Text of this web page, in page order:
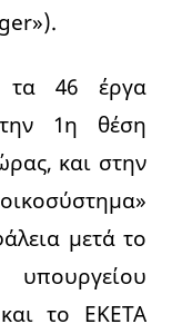
τα 46 έργα
1η θέση
και στην
μετά το
το ΕΚΕΤΑ